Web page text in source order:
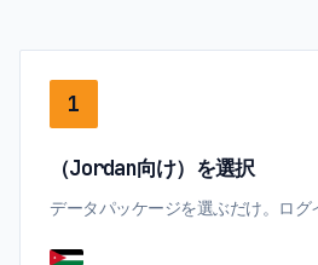
1
（Jordan向け）を選択
データパッケージを選ぶだけ。ログ